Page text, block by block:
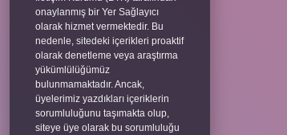
onaylanmış bir Yer Sağlayıcı
olarak hizmet vermektedir. Bu
nedenle, sitedeki içerikleri proaktif
olarak denetleme veya araştırma
yükümlülüğümüz
bulunmamaktadır. Ancak,
üyelerimiz yazdıkları içeriklerin
sorumluluğunu taşımakta olup,
siteye üye olarak bu sorumluluğu